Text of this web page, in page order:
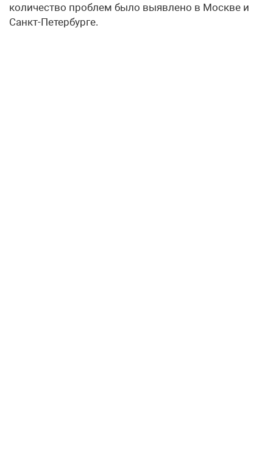
количество проблем было выявлено в Москве и
Санкт-Петербурге.